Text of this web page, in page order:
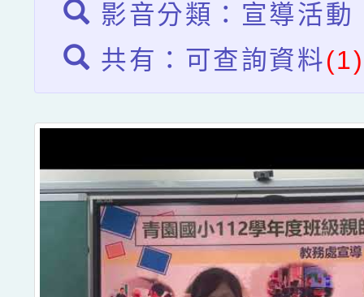
影音分類：宣導活動
共有：可查詢資料(1)